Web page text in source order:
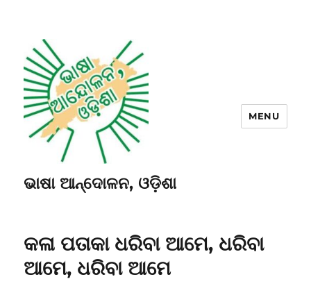
ଭାଷା ଆନ୍ଦୋଳନ, ଓଡ଼ିଶା
MENU
କଳା ପତାକା ଧରିବା ଆମେ, ଧରିବା
ଆମେ, ଧରିବା ଆମେ